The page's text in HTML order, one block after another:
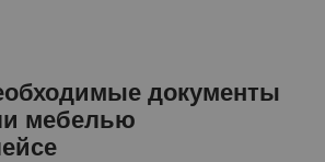
документы
мебелью